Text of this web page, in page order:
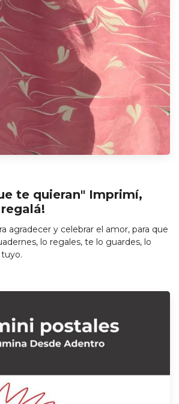
te quieran" Imprimí,
agradecer y celebrar el amor, para que
lo regales, te lo guardes, lo